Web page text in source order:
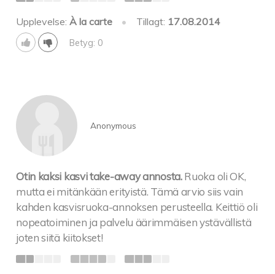
Upplevelse:À la carte • Tillagt: 17.08.2014
Betyg: 0
Anonymous
Otin kaksi kasvi take-away annosta. Ruoka oli OK,
mutta ei mitänkään erityistä. Tämä arvio siis vain
kahden kasvisruoka-annoksen perusteella. Keittiö oli
nopeatoiminen ja palvelu äärimmäisen ystävällistä
joten siitä kiitokset!